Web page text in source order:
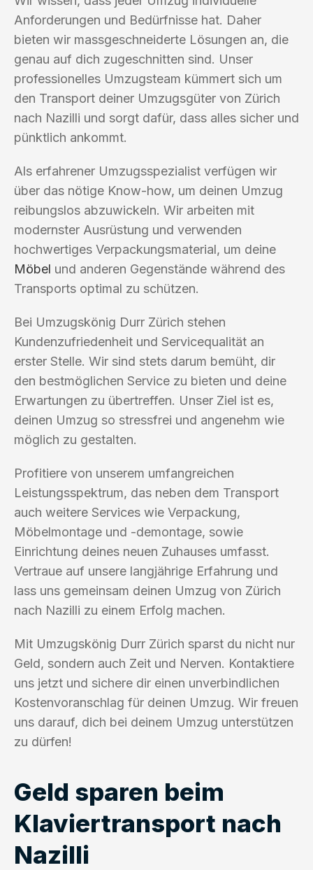
Anforderungen und Bedürfnisse hat. Daher
bieten wir massgeschneiderte Lösungen an, die
genau auf dich zugeschnitten sind. Unser
professionelles Umzugsteam kümmert sich um
den Transport deiner Umzugsgüter von Zürich
nach Nazilli und sorgt dafür, dass alles sicher und
pünktlich ankommt.
Als erfahrener Umzugsspezialist verfügen wir
über das nötige Know-how, um deinen Umzug
reibungslos abzuwickeln. Wir arbeiten mit
modernster Ausrüstung und verwenden
hochwertiges Verpackungsmaterial, um deine
Möbel und anderen Gegenstände während des
Transports optimal zu schützen.
Bei Umzugskönig Durr Zürich stehen
Kundenzufriedenheit und Servicequalität an
erster Stelle. Wir sind stets darum bemüht, dir
den bestmöglichen Service zu bieten und deine
Erwartungen zu übertreffen. Unser Ziel ist es,
deinen Umzug so stressfrei und angenehm wie
möglich zu gestalten.
Profitiere von unserem umfangreichen
Leistungsspektrum, das neben dem Transport
auch weitere Services wie Verpackung,
Möbelmontage und -demontage, sowie
Einrichtung deines neuen Zuhauses umfasst.
Vertraue auf unsere langjährige Erfahrung und
lass uns gemeinsam deinen Umzug von Zürich
nach Nazilli zu einem Erfolg machen.
Mit Umzugskönig Durr Zürich sparst du nicht nur
Geld, sondern auch Zeit und Nerven. Kontaktiere
uns jetzt und sichere dir einen unverbindlichen
Kostenvoranschlag für deinen Umzug. Wir freuen
uns darauf, dich bei deinem Umzug unterstützen
zu dürfen!
Geld sparen beim
Klaviertransport nach
Nazilli